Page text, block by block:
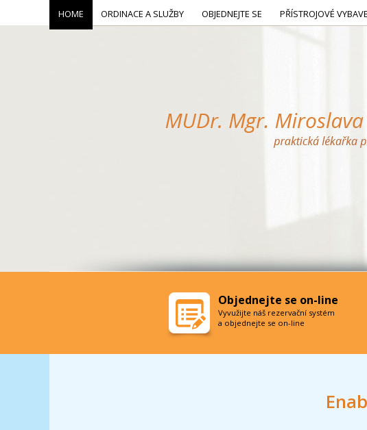
HOME ORDINACE A SLUŽBY OBJEDNEJTE SE PŘÍSTROJOVÉ
Objednejte se on-line
Vyvužijte náš rezervační systém
a objednejte se on-line